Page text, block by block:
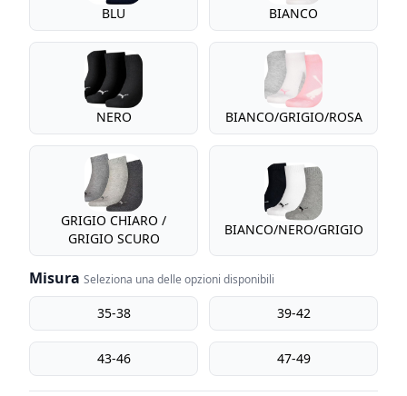
BLU BIANCO
NERO BIANCO/GRIGIO/ROSA
GRIGIO CHIARO /
GRIGIO SCURO
BIANCO/NERO/GRIGIO
Misura Seleziona una delle opzioni disponibili
Misura 35-38 39-42
43-46 47-49